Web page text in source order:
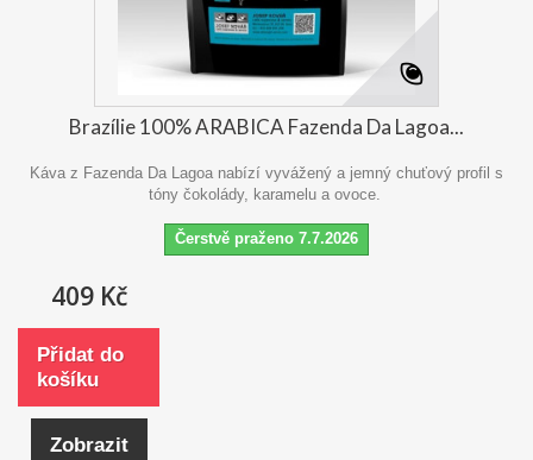
Brazílie 100% ARABICA Fazenda Da Lagoa...
Káva z Fazenda Da Lagoa nabízí vyvážený a jemný chuťový profil s
tóny čokolády, karamelu a ovoce.
Čerstvě praženo 7.7.2026
409 Kč
Přidat do
košíku
Zobrazit